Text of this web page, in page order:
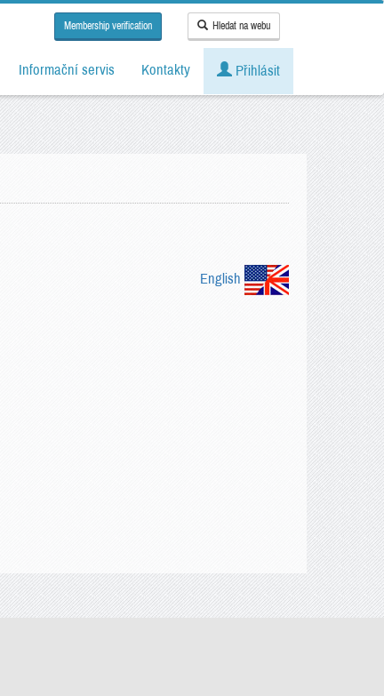
Membership verification Hledat na webu
Informační servis Kontakty Přihlásit
English